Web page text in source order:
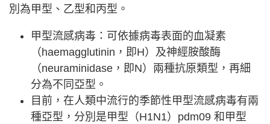
別為甲型、乙型和丙型。
甲型流感病毒：可依據病毒表面的血凝素
（haemagglutinin，即H）及神經胺酸酶
（neuraminidase，即N）兩種抗原類型，再細
分為不同亞型。
目前，在人類中流行的季節性甲型流感病毒有兩
種亞型，分別是甲型（H1N1）pdm09 和甲型